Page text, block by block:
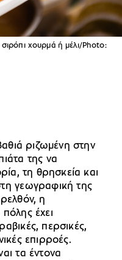
χουρμά ή μέλι/Photo:
ριζωμένη στην
της να
τη θρησκεία και
γεωγραφική της
η
έχει
περσικές,
επιρροές.
τα έντονα